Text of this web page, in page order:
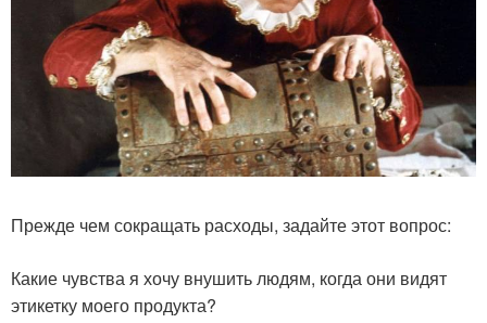
Прежде чем сокращать расходы, задайте этот вопрос:
Какие чувства я хочу внушить людям, когда они видят
этикетку моего продукта?